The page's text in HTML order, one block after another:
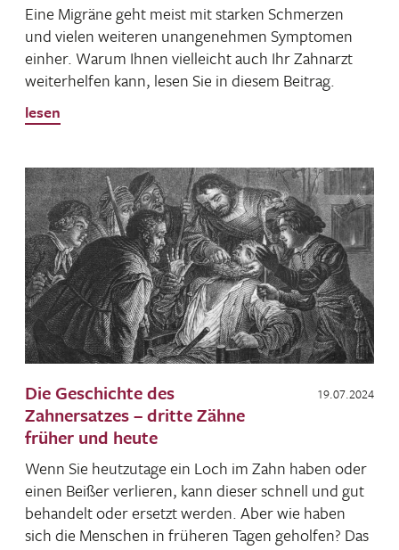
Eine Migräne geht meist mit starken Schmerzen
und vielen weiteren unan­ge­nehmen Symptomen
einher. Warum Ihnen viel­leicht auch Ihr Zahn­arzt
weiter­helfen kann, lesen Sie in diesem Beitrag.
lesen
19.07.2024
Die Geschichte des
Zahnersatzes – dritte Zähne
früher und heute
Wenn Sie heut­zu­tage ein Loch im Zahn haben oder
einen Beißer verlieren, kann dieser schnell und gut
behan­delt oder ersetzt werden. Aber wie haben
sich die Menschen in früheren Tagen geholfen? Das